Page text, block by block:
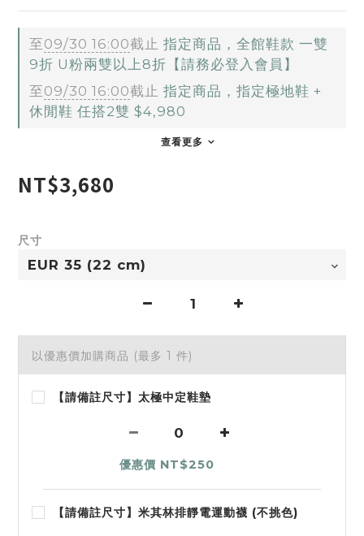
至09/30 16:00截止 指定商品，全館鞋款 一雙
9折 U粉兩雙以上8折【請務必登入會員】
至09/30 16:00截止 指定商品，指定極地鞋 +
休閒鞋 任搭2雙 $4,980
查看更多
NT$3,680
尺寸
以優惠價加購商品 (最多 1 件)
【請備註尺寸】太極中定鞋墊
優惠價 NT$250
【請備註尺寸】米其林排靜電運動襪 (不挑色)